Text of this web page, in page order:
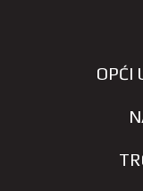
OPĆI